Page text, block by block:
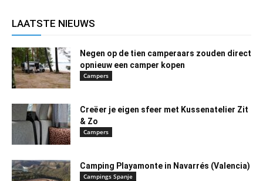
LAATSTE NIEUWS
Negen op de tien camperaars zouden direct
opnieuw een camper kopen
Campers
Creëer je eigen sfeer met Kussenatelier Zit
& Zo
Campers
Camping Playamonte in Navarrés (Valencia)
Campings Spanje